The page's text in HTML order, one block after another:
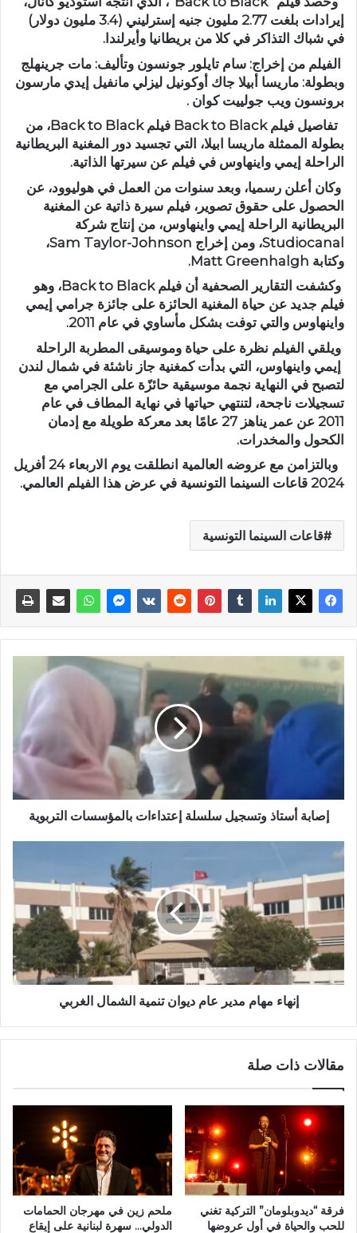
إيرادات بلغت 2.77 مليون جنيه إسترليني (3.4 مليون دولار)
في شباك التذاكر في كلا من بريطانيا وأيرلندا.
الفيلم من ﺇﺧﺮاﺝ: سام تايلور جونسون وﺗﺄﻟﻴﻒ: مات جرينهلج
وبطولة: ماريسا أبيلا جاك أوكونيل ليزلي مانفيل إيدي مارسون
برونسون ويب جولييت كوان .
تفاصيل فيلم Back to Black فيلم Back to Black، من
بطولة الممثلة ماريسا ابيلا، التي تجسيد دور المغنية البريطانية
الراحلة إيمي واينهاوس في فيلم عن سيرتها الذاتية.
وكان أعلن رسميا، وبعد سنوات من العمل في هوليوود، عن
الحصول على حقوق تصوير، فيلم سيرة ذاتية عن المغنية
البريطانية الراحلة إيمي واينهاوس، من إنتاج شركة
Studiocanal، ومن إخراج Sam Taylor-Johnson،
وكتابة Matt Greenhalgh.
وكشفت التقارير الصحفية أن فيلم Back to Black، وهو
فيلم جديد عن حياة المغنية الحائزة على جائزة جرامي إيمي
واينهاوس والتي توفت بشكل مأساوي في عام 2011.
ويلقي الفيلم نظرة على حياة وموسيقى المطربة الراحلة
إيمي واينهاوس، التي بدأت كمغنية جاز ناشئة في شمال لندن
لتصبح في النهاية نجمة موسيقية حائزًة على الجرامي مع
تسجيلات ناجحة، لتنتهي حياتها في نهاية المطاف في عام
2011 عن عمر يناهز 27 عامًا بعد معركة طويلة مع إدمان
الكحول والمخدرات.
وبالتزامن مع عروضه العالمية انطلقت يوم الاربعاء 24 أفريل
2024 قاعات السينما التونسية في عرض هذا الفيلم العالمي.
قاعات السينما التونسية
إصابة أستاذ وتسجيل سلسلة إعتداءات بالمؤسسات التربوية
إنهاء مهام مدير عام ديوان تنمية الشمال الغربي
مقالات ذات صلة
فرقة “ديدوبلومان” التركية تغني
للحب والحياة في أول عروضها
ملحم زين في مهرجان الحمامات
الدولي… سهرة لبنانية على إيقاع